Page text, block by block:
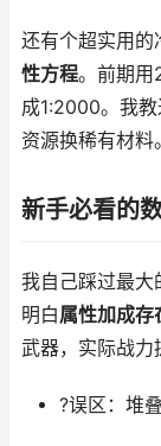
还有个超实用的
性方程。前期用
成1:2000。我
资源换稀有材料。
新手必看的
我自己踩过最大
明白属性加成存
武器，实际战力
?误区：堆